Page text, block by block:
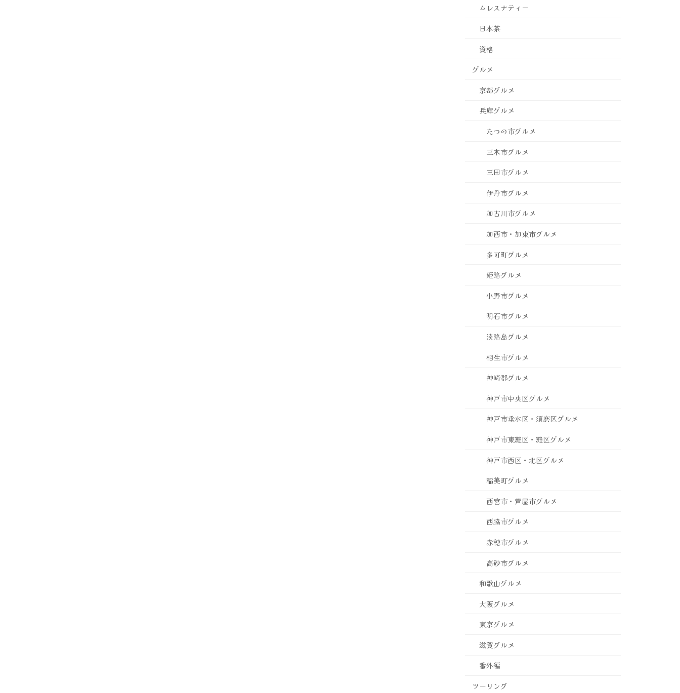
ムレスナティー
日本茶
資格
グルメ
京都グルメ
兵庫グルメ
たつの市グルメ
三木市グルメ
三田市グルメ
伊丹市グルメ
加古川市グルメ
加西市・加東市グルメ
多可町グルメ
姫路グルメ
小野市グルメ
明石市グルメ
淡路島グルメ
相生市グルメ
神崎郡グルメ
神戸市中央区グルメ
神戸市垂水区・須磨区グルメ
神戸市東灘区・灘区グルメ
神戸市西区・北区グルメ
稲美町グルメ
西宮市・芦屋市グルメ
西脇市グルメ
赤穂市グルメ
高砂市グルメ
和歌山グルメ
大阪グルメ
東京グルメ
滋賀グルメ
番外編
ツーリング